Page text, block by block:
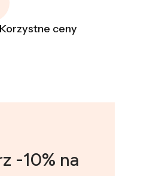
Korzystne ceny
-10% na